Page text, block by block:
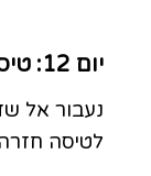
יום 12: טיסה לארץ
נעבור אל
לטיסה